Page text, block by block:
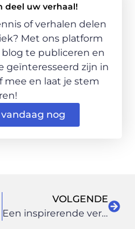
deel uw verhaal!
of verhalen delen
Met ons platform
te publiceren en
geïnteresseerd zijn in
mee en laat je stem
nog
VOLGENDE
Een inspirerende vergaderruimte in Hilvarenbeek, nabij Tilburg